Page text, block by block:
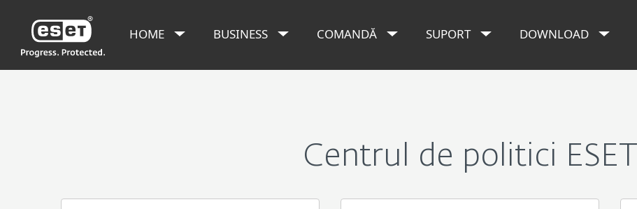
HOME BUSINESS COMANDĂ SUPORT DOWNLOAD
Centrul de politici ESET